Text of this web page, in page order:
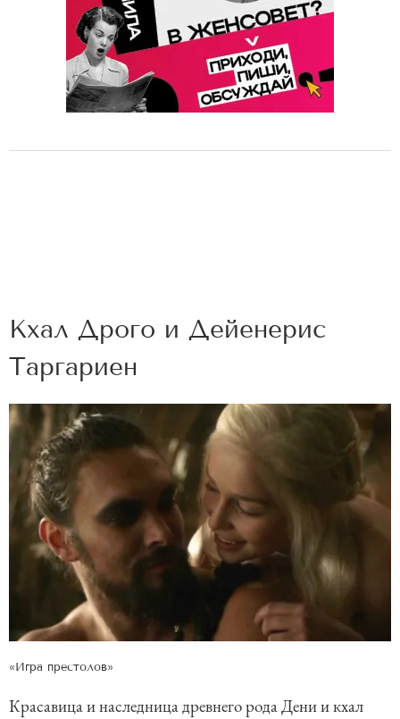
Кхал Дрого и Дейенерис
Таргариен
«Игра престолов»
Красавица и наследница древнего рода Дени и кхал